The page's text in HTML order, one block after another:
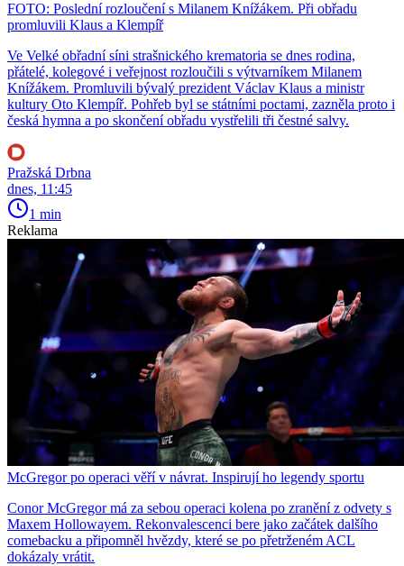
FOTO: Poslední rozloučení s Milanem Knížákem. Při obřadu
promluvili Klaus a Klempíř
Ve Velké obřadní síni strašnického krematoria se dnes rodina,
přátelé, kolegové i veřejnost rozloučili s výtvarníkem Milanem
Knížákem. Promluvili bývalý prezident Václav Klaus a ministr
kultury Oto Klempíř. Pohřeb byl se státními poctami, zazněla proto i
česká hymna a po skončení obřadu vystřelili tři čestné salvy.
Pražská Drbna
dnes, 11:45
1 min
Reklama
McGregor po operaci věří v návrat. Inspirují ho legendy sportu
Conor McGregor má za sebou operaci kolena po zranění z odvety s
Maxem Hollowayem. Rekonvalescenci bere jako začátek dalšího
comebacku a připomněl hvězdy, které se po přetrženém ACL
dokázaly vrátit.